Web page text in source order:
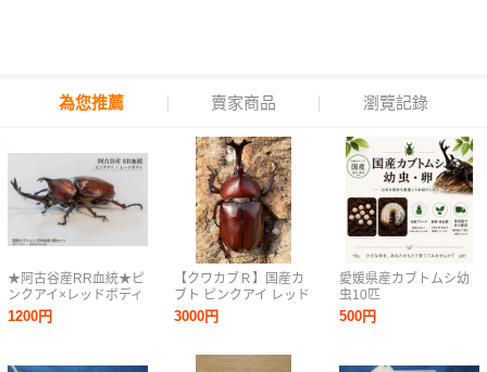
為您推薦 賣家商品 瀏覽記錄
★阿古谷産RR血統★ピ
ンクアイ×レッドボディ
国産カブトムシ幼虫5頭
初〜2令 CBF4 親
1200円
【クワカブＲ】国産カ
ブト ピンクアイ レッド
ボディ 初2令幼虫10頭
(レッドアイ) (即決で死
3000円
愛媛県産カブトムシ幼
虫10匹
500円